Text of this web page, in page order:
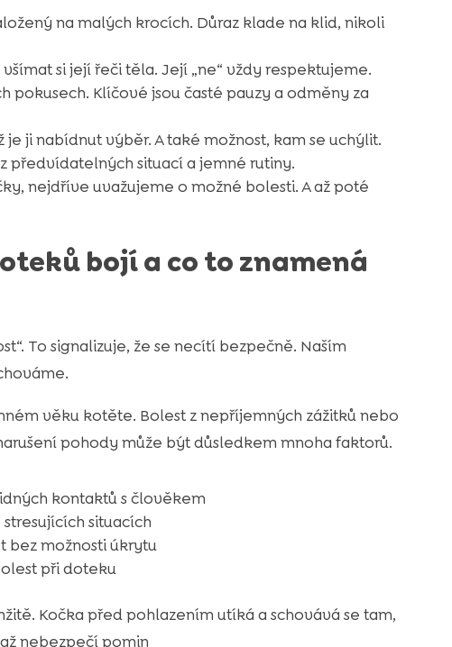
na malých krocích. Důraz klade na klid, nikoli
si její řeči těla. Její „ne“ vždy respektujeme.
Klíčové jsou časté pauzy a odměny za
ji nabídnut výběr. A také možnost, kam se uchýlit.
předvídatelných situací a jemné rutiny.
nejdříve uvažujeme o možné bolesti. A až poté
bojí a co to znamená
To signalizuje, že se necítí bezpečně. Naším
věku kotěte. Bolest z nepříjemných zážitků nebo
pohody může být důsledkem mnoha faktorů.
kontaktů s člověkem
situacích
bez možnosti úkrytu
při doteku
Kočka před pohlazením utíká a schovává se tam,
nebezpečí pomin